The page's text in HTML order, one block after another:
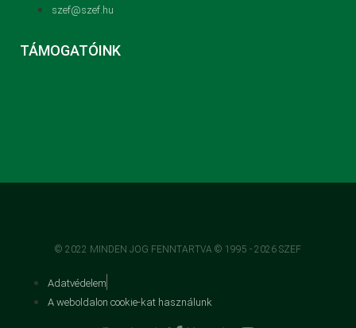
szef@szef.hu
TÁMOGATÓINK
© 2022 MINDEN JOG FENNTARTVA © 1995 - 2026 SZEF
Adatvédelem
A weboldalon cookie-kat használunk